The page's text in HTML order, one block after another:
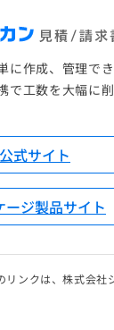
に作成、管理で
で工数を大幅に
公式サイト
ージ製品サイト
ンクは、株式会社